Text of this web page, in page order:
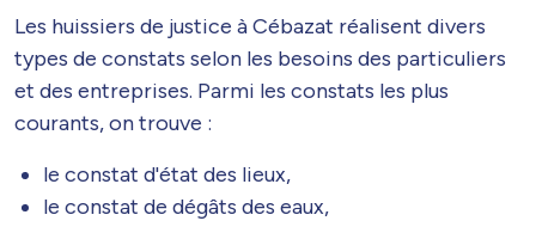
Les huissiers de justice à Cébazat réalisent divers
types de constats selon les besoins des particuliers
et des entreprises. Parmi les constats les plus
courants, on trouve :
le constat d'état des lieux,
le constat de dégâts des eaux,